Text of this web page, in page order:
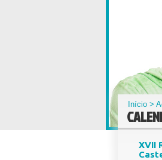
Início >
XVII